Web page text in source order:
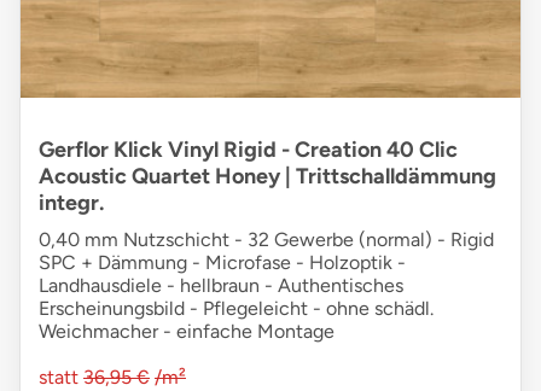
Gerflor Klick Vinyl Rigid - Creation 40 Clic
Acoustic Quartet Honey | Trittschalldämmung
integr.
0,40 mm Nutzschicht - 32 Gewerbe (normal) - Rigid
SPC + Dämmung - Microfase - Holzoptik -
Landhausdiele - hellbraun - Authentisches
Erscheinungsbild - Pflegeleicht - ohne schädl.
Weichmacher - einfache Montage
statt 36,95 € /m²